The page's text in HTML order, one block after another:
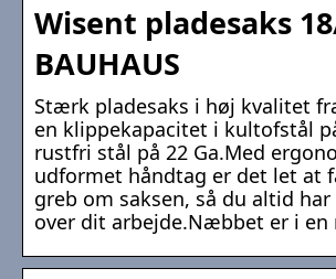
Wisent pladesaks
BAUHAUS
Stærk pladesaks i høj kvalitet
en klippekapacitet i kultofstål
rustfri stål på 22 Ga.Med
udformet håndtag er det let at
greb om saksen, så du altid
over dit arbejde.Næbbet er i en